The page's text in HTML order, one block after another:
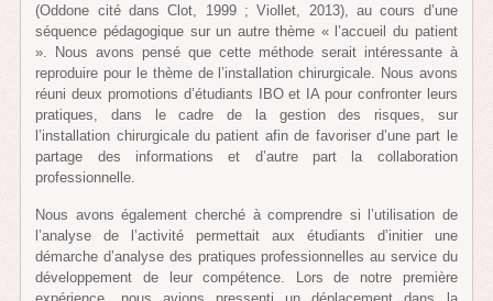
(Oddone cité dans Clot, 1999 ; Viollet, 2013), au cours d’une
séquence pédagogique sur un autre thème « l’accueil du patient
». Nous avons pensé que cette méthode serait intéressante à
reproduire pour le thème de l’installation chirurgicale. Nous avons
réuni deux promotions d’étudiants IBO et IA pour confronter leurs
pratiques, dans le cadre de la gestion des risques, sur
l’installation chirurgicale du patient afin de favoriser d’une part le
partage des informations et d’autre part la collaboration
professionnelle.
Nous avons également cherché à comprendre si l’utilisation de
l’analyse de l’activité permettait aux étudiants d’initier une
démarche d’analyse des pratiques professionnelles au service du
développement de leur compétence. Lors de notre première